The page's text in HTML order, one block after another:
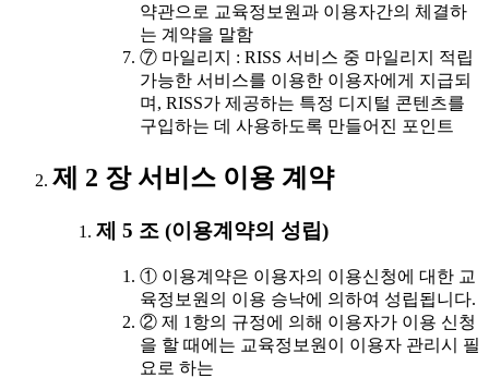
약관으로 교육정보원과 이용자간의 체결하
는 계약을 말함
⑦ 마일리지 : RISS 서비스 중 마일리지 적립
가능한 서비스를 이용한 이용자에게 지급되
며, RISS가 제공하는 특정 디지털 콘텐츠를
구입하는 데 사용하도록 만들어진 포인트
제 2 장 서비스 이용 계약
제 5 조 (이용계약의 성립)
① 이용계약은 이용자의 이용신청에 대한 교
육정보원의 이용 승낙에 의하여 성립됩니다.
② 제 1항의 규정에 의해 이용자가 이용 신청
을 할 때에는 교육정보원이 이용자 관리시 필
요로 하는